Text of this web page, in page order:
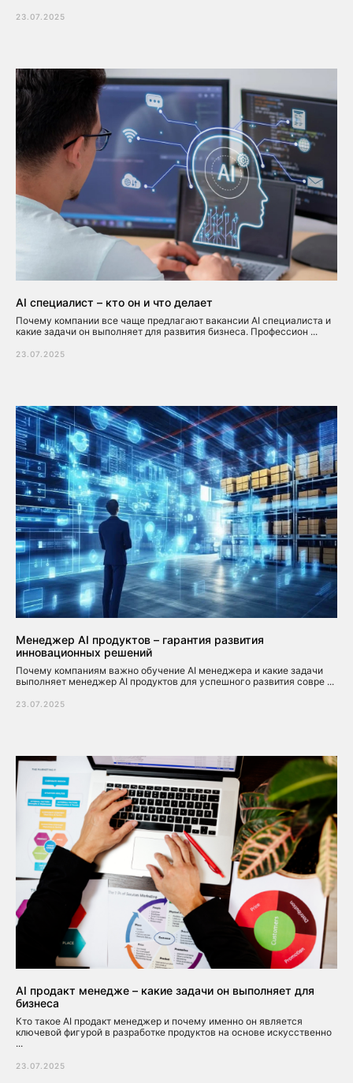
23.07.2025
AI специалист – кто он и что делает
Почему компании все чаще предлагают вакансии AI специалиста и
какие задачи он выполняет для развития бизнеса. Профессион ...
23.07.2025
Менеджер AI продуктов – гарантия развития
инновационных решений
Почему компаниям важно обучение AI менеджера и какие задачи
выполняет менеджер AI продуктов для успешного развития совре ...
23.07.2025
AI продакт менедже – какие задачи он выполняет для
бизнеса
Кто такое AI продакт менеджер и почему именно он является
ключевой фигурой в разработке продуктов на основе искусственно
...
23.07.2025